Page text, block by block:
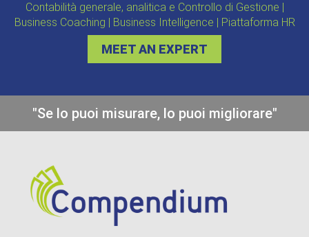
Contabilità generale, analitica e Controllo di Gestione |
Business Coaching | Business Intelligence | Piattaforma HR
MEET AN EXPERT
"Se lo puoi misurare, lo puoi migliorare"